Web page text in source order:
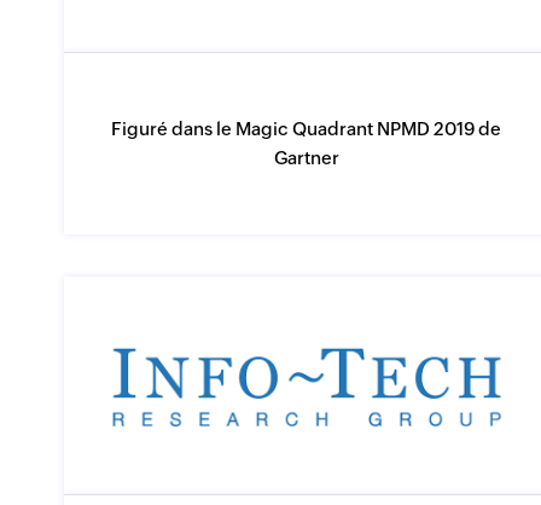
Figuré dans le Magic Quadrant NPMD 2019 de
Gartner